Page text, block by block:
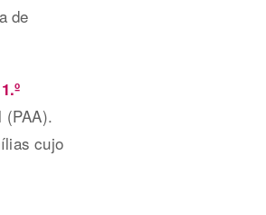
de
1.º
(PAA).
cujo